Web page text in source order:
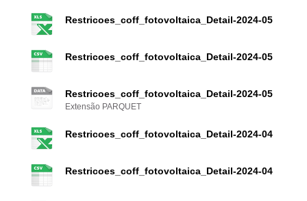
Restricoes_coff_fotovoltaica_Detail-2024-05
Restricoes_coff_fotovoltaica_Detail-2024-05
Restricoes_coff_fotovoltaica_Detail-2024-05
Extensão PARQUET
Restricoes_coff_fotovoltaica_Detail-2024-04
Restricoes_coff_fotovoltaica_Detail-2024-04